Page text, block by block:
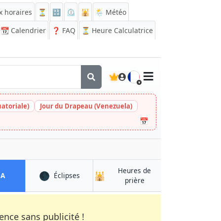
horaires ⏳ 🔡 ⏲️ 🕌
🌦️ Météo
📆 Calendrier ❓ FAQ ⏳ Heure Calculatrice
🇫🇷
Jour du Drapeau (Venezuela)
📅
à Karhula 🌑 Éclipsesà Karhula
🕌
Heures de
prièreà Karhula
sans publicité !